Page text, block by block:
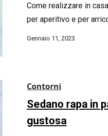
Come realizzare in
per aperitivo e per
Gennaio 11, 2023
Contorni
Sedano rapa in
gustosa